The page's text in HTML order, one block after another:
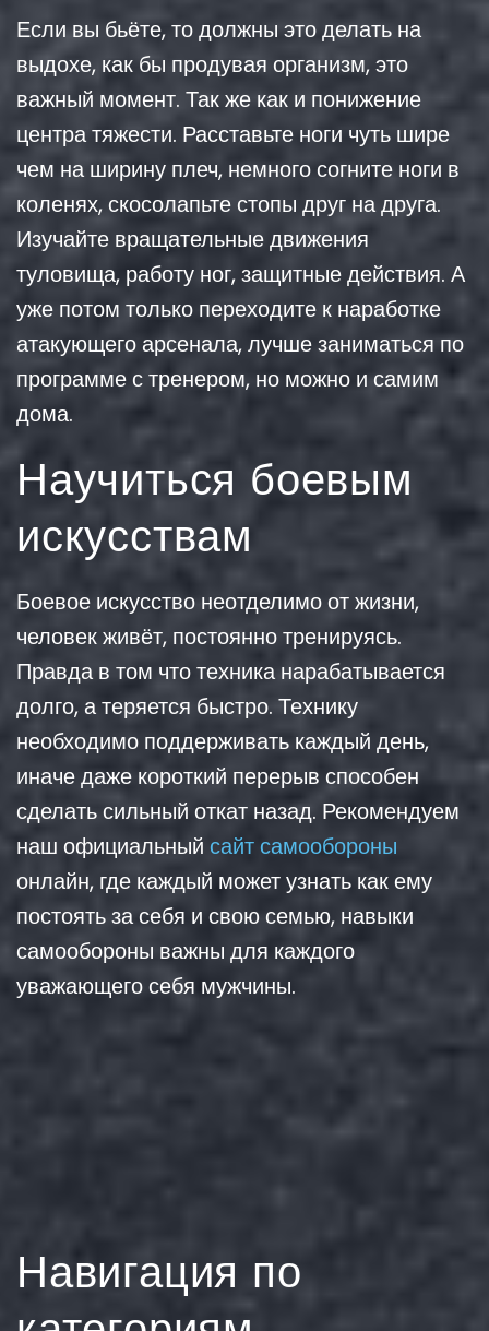
Если вы бьёте, то должны это делать на
выдохе, как бы продувая организм, это
важный момент. Так же как и понижение
центра тяжести. Расставьте ноги чуть шире
чем на ширину плеч, немного согните ноги в
коленях, скосолапьте стопы друг на друга.
Изучайте вращательные движения
туловища, работу ног, защитные действия. А
уже потом только переходите к наработке
атакующего арсенала, лучше заниматься по
программе с тренером, но можно и самим
дома.
Научиться боевым
искусствам
Боевое искусство неотделимо от жизни,
человек живёт, постоянно тренируясь.
Правда в том что техника нарабатывается
долго, а теряется быстро. Технику
необходимо поддерживать каждый день,
иначе даже короткий перерыв способен
сделать сильный откат назад. Рекомендуем
наш официальный сайт самообороны
онлайн, где каждый может узнать как ему
постоять за себя и свою семью, навыки
самообороны важны для каждого
уважающего себя мужчины.
Навигация по